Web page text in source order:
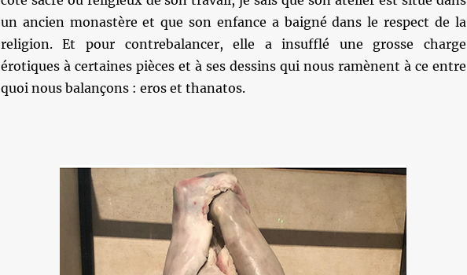
un ancien monastère et que son enfance a baigné dans le respect de la
religion. Et pour contrebalancer, elle a insufflé une grosse charge
érotiques à certaines pièces et à ses dessins qui nous ramènent à ce entre
quoi nous balançons : eros et thanatos.